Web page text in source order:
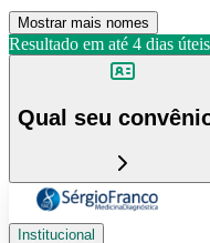
Mostrar mais nomes
Resultado em até 4 dias úteis
Qual seu
Institucional